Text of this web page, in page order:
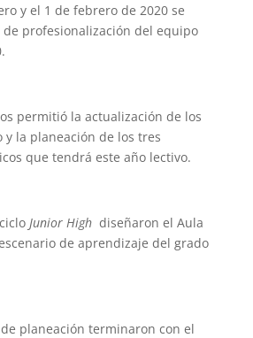
y el 1 de febrero de 2020 se
profesionalización del equipo
permitió la actualización de los
y la planeación de los tres
que tendrá este año lectivo.
Junior High diseñaron el Aula
de aprendizaje del grado
planeación terminaron con el